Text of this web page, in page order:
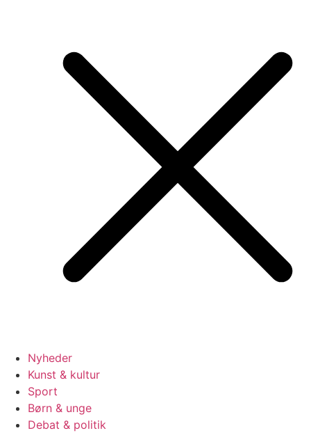
Nyheder
Kunst & kultur
Sport
Børn & unge
Debat & politik